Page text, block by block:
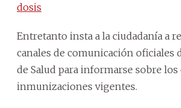
dosis
Entretanto insta a la ciudadanía a
canales de comunicación oficiales
de Salud para informarse sobre los
inmunizaciones vigentes.